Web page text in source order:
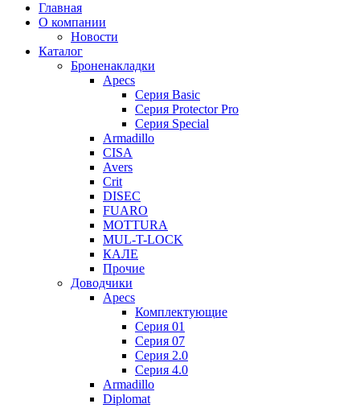
Главная
О компании
Новости
Каталог
Броненакладки
Apecs
Серия Basic
Серия Protector Pro
Серия Special
Armadillo
CISA
Avers
Crit
DISEC
FUARO
MOTTURA
MUL-T-LOCK
КАЛЕ
Прочие
Доводчики
Apecs
Комплектующие
Серия 01
Серия 07
Серия 2.0
Серия 4.0
Armadillo
Diplomat